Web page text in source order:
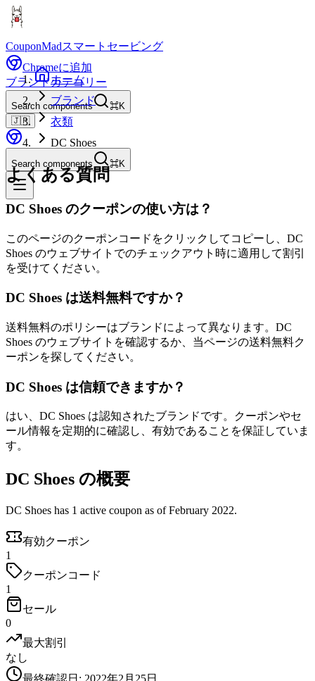
CouponMadスマートセービング
Chromeに追加
ブランドカテゴリー
Search components
⌘K
🇯🇵
Search components ⌘K
ホーム
ブランド
衣類
DC Shoes
よくある質問
DC Shoes のクーポンの使い方は？
このページのクーポンコードをクリックしてコピーし、DC
Shoes のウェブサイトでのチェックアウト時に適用して割引
を受けてください。
DC Shoes は送料無料ですか？
送料無料のポリシーはブランドによって異なります。DC
Shoes のウェブサイトを確認するか、当ページの送料無料ク
ーポンを探してください。
DC Shoes は信頼できますか？
はい、DC Shoes は認知されたブランドです。クーポンやセ
ール情報を定期的に確認し、有効であることを保証していま
す。
DC Shoes の概要
DC Shoes has 1 active coupon as of February 2022.
有効クーポン
1
クーポンコード
1
セール
0
最大割引
なし